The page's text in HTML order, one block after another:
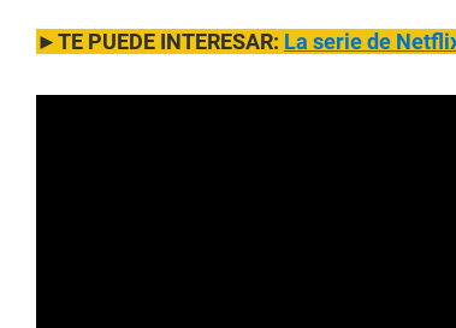
►TE PUEDE INTERESAR: La serie de